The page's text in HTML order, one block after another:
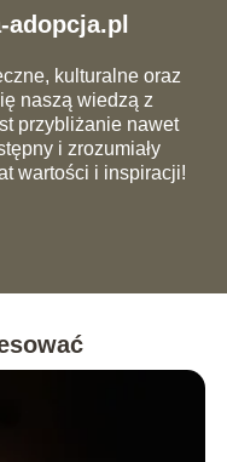
adopcja.pl
kulturalne oraz
naszą wiedzą z
przybliżanie nawet
i zrozumiały
wartości i inspiracji!